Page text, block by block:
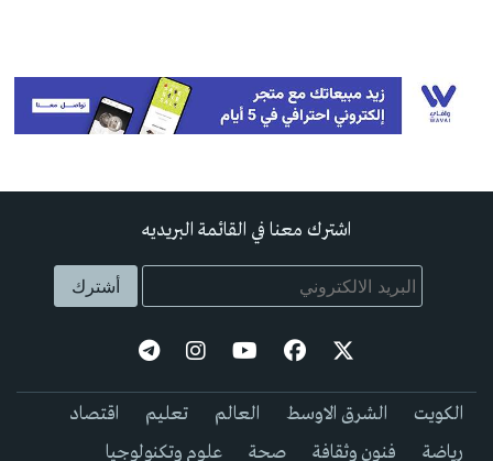
اشترك معنا في القائمة البريديه
الكويت الشرق الاوسط العالم تعليم
اقتصاد
رياضة
فنون وثقافة صحة علوم وتكنولوجيا